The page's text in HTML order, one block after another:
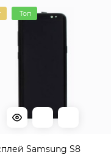
Топ
Samsung S8